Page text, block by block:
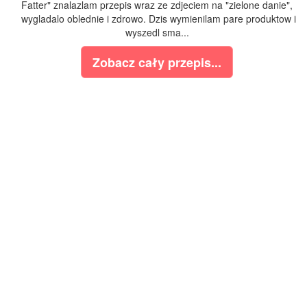
Fatter" znalazlam przepis wraz ze zdjeciem na "zielone danie",
wygladalo oblednie i zdrowo. Dzis wymienilam pare produktow i
wyszedl sma...
Zobacz cały przepis...